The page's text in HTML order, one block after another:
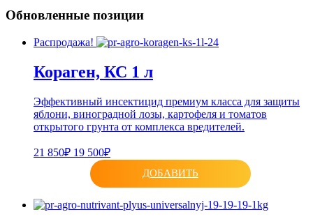
Обновленные позиции
Распродажа!
Кораген, КС 1 л
Эффективный инсектицид премиум класса для защиты
яблони, виноградной лозы, картофеля и томатов
открытого грунта от комплекса вредителей.
21 850₽ 19 500₽
ДОБАВИТЬ